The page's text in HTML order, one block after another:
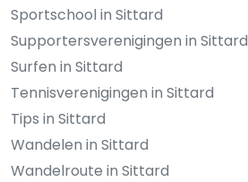
Sportschool in Sittard
Supportersverenigingen in Sittard
Surfen in Sittard
Tennisverenigingen in Sittard
Tips in Sittard
Wandelen in Sittard
Wandelroute in Sittard